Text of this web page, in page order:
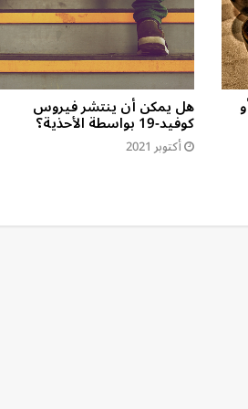
هل يمكن أن ينتشر فيروس
كوفيد-19 بواسطة الأحذية؟
أكتوبر 2021